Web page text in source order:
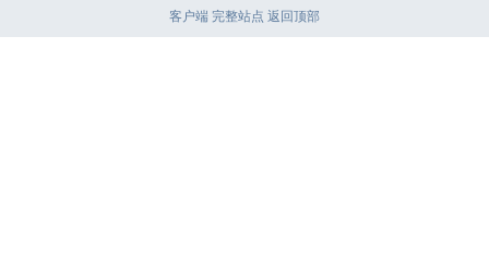
客户端 完整站点 返回顶部